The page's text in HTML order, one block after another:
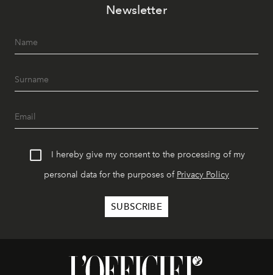
Newsletter
I hereby give my consent to the processing of my
personal data for the purposes of Privacy Policy